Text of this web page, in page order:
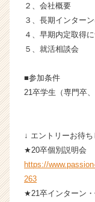
２、会社概要
３、長期インター
４、早期内定取得
５、就活相談会
■参加条件
21卒学生（専門卒
↓ エントリーお待
★20卒個別説明会
https://
263
★21卒インターン